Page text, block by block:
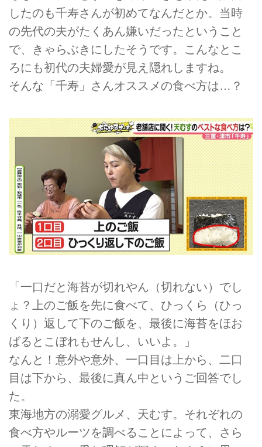
したのも千寿さんが初めてなんだとか。当時
の先代の夫がたくあん嫌いだったということ
で、きゃらぶきにしたそうです。こんなとこ
ろにも初代の夫婦愛が見え隠れしますね。
そんな「千寿」さんオススメの食べ方は…？
「一口だと海苔が切れやん（切れない）でし
ょ？上のご飯を先に食べて、ひっくら（ひっ
くり）返して下のご飯を、最後に海苔をほお
ばるとこぼれもせんし、いいよ。」
なんと！意外や意外、一口目は上から、二口
目は下から、最後に真ん中というご回答でし
た。
東海地方の溺愛グルメ、天むす。それぞれの
食べ方やルーツを調べることによって、さら